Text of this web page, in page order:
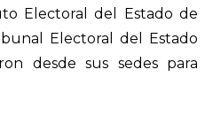
Electoral del Estado de
Electoral del Estado
desde sus sedes para